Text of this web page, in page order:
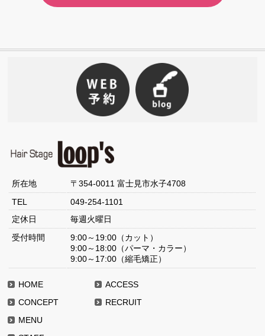
所在地
〒354-0011 富士見市水子4708
TEL
049-254-1101
定休日
毎週火曜日
受付時間
9:00～19:00（カット）
9:00～18:00（パーマ・カラー）
9:00～17:00（縮毛矯正）
HOME
CONCEPT
MENU
ACCESS
RECRUIT